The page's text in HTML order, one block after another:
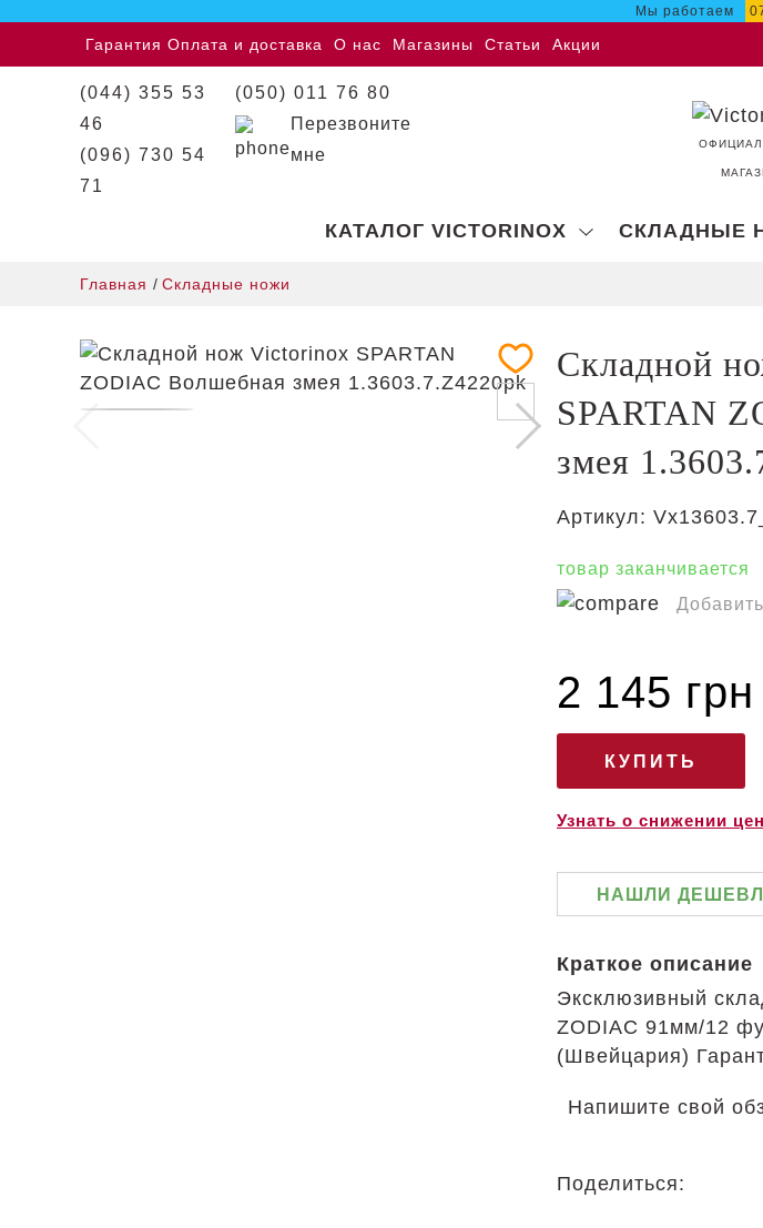
Мы работаем
Гарантия Оплата и доставка О нас Магазины Статьи Акции
(044) 355 53
46
(096) 730 54
71
(050) 011 76 80
Перезвоните
мне
КАТАЛОГ VICTORINOX СКЛАДНЫЕ
Главная / Складные ножи
Складной
SPARTAN
змея
Артикул:
товар заканчивается
2 145 грн
Узнать о снижении
НАШЛИ
Краткое описание
Эксклюзивный
ZODIAC 91мм/12
(Швейцария)
Напишите свой
Поделиться: